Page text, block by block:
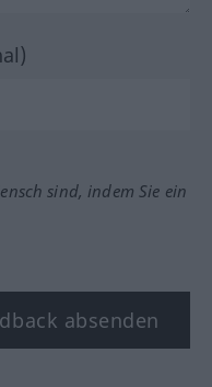
sind, indem Sie ein
absenden